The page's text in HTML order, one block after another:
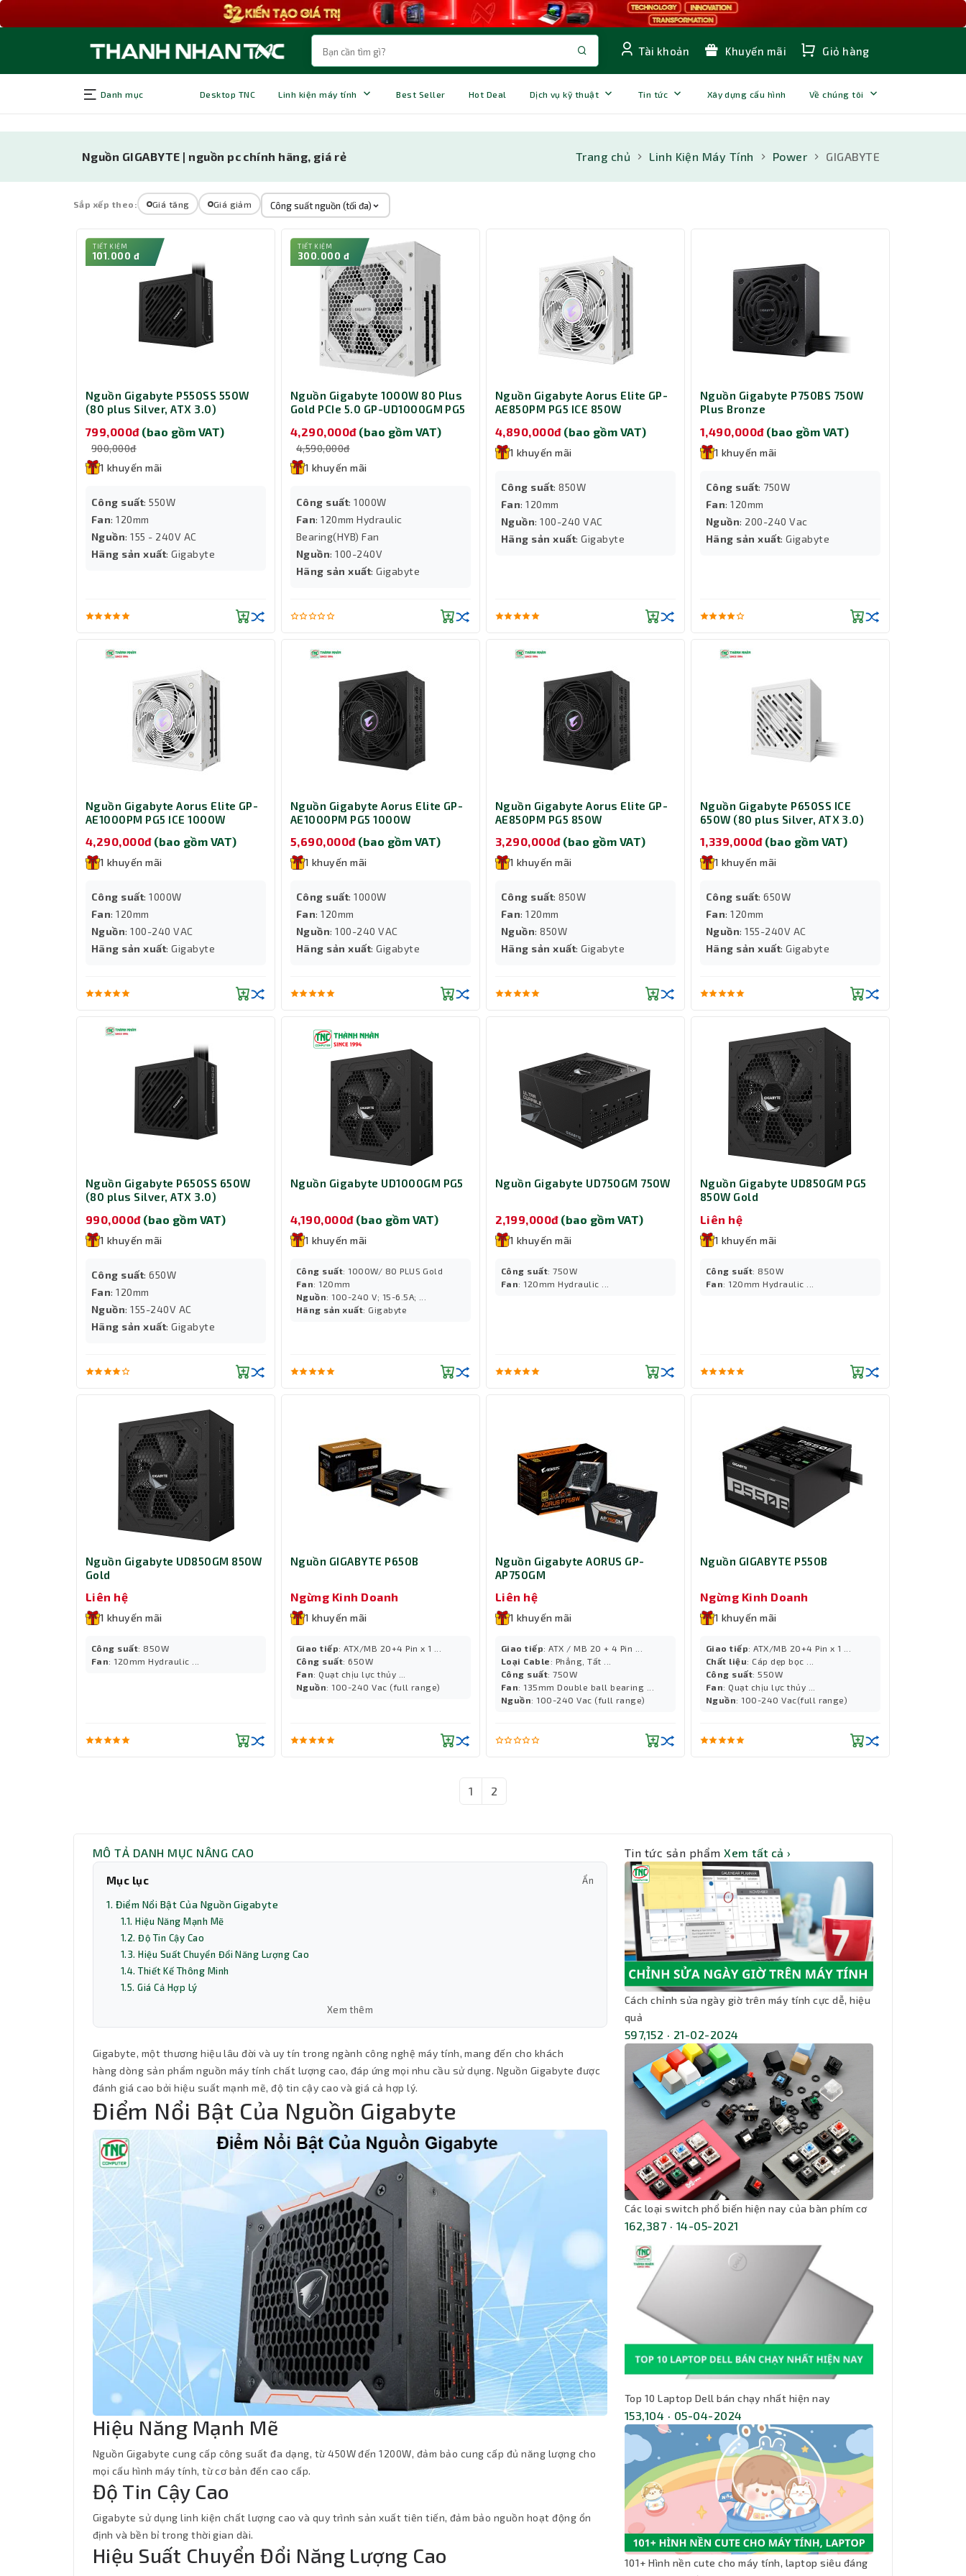
Tài khoản Khuyến mãi Giỏ hàng
Danh mục Desktop TNC Linh kiện máy tính Best Seller Hot Deal Dịch vụ kỹ thuật Tin tức Xây dựng cấu hình Về chúng tôi
Nguồn GIGABYTE | nguồn pc chính hãng, giá rẻ Trang chủ Linh Kiện Máy Tính Power GIGABYTE
Sắp xếp theo: Giá tăng Giá giảm Công suất nguồn (tối đa)
TIẾT KIỆM
101.000 đ
Nguồn Gigabyte P550SS 550W
(80 plus Silver, ATX 3.0)
799,000đ (bao gồm VAT)
900,000đ
1 khuyến mãi
Công suất: 550W
Fan: 120mm
Nguồn: 155 - 240V AC
Hãng sản xuất: Gigabyte
TIẾT KIỆM
300.000 đ
Nguồn Gigabyte 1000W 80 Plus
Gold PCIe 5.0 GP-UD1000GM PG5
4,290,000đ (bao gồm VAT)
4,590,000đ
1 khuyến mãi
Công suất: 1000W
Fan: 120mm Hydraulic
Bearing(HYB) Fan
Nguồn: 100-240V
Hãng sản xuất: Gigabyte
Nguồn Gigabyte Aorus Elite GP-
AE850PM PG5 ICE 850W
4,890,000đ (bao gồm VAT)
1 khuyến mãi
Công suất: 850W
Fan: 120mm
Nguồn: 100-240 VAC
Hãng sản xuất: Gigabyte
Nguồn Gigabyte P750BS 750W
Plus Bronze
1,490,000đ (bao gồm VAT)
1 khuyến mãi
Công suất: 750W
Fan: 120mm
Nguồn: 200-240 Vac
Hãng sản xuất: Gigabyte
Nguồn Gigabyte Aorus Elite GP-
AE1000PM PG5 ICE 1000W
4,290,000đ (bao gồm VAT)
1 khuyến mãi
Công suất: 1000W
Fan: 120mm
Nguồn: 100-240 VAC
Hãng sản xuất: Gigabyte
Nguồn Gigabyte Aorus Elite GP-
AE1000PM PG5 1000W
5,690,000đ (bao gồm VAT)
1 khuyến mãi
Công suất: 1000W
Fan: 120mm
Nguồn: 100-240 VAC
Hãng sản xuất: Gigabyte
Nguồn Gigabyte Aorus Elite GP-
AE850PM PG5 850W
3,290,000đ (bao gồm VAT)
1 khuyến mãi
Công suất: 850W
Fan: 120mm
Nguồn: 850W
Hãng sản xuất: Gigabyte
Nguồn Gigabyte P650SS ICE
650W (80 plus Silver, ATX 3.0)
1,339,000đ (bao gồm VAT)
1 khuyến mãi
Công suất: 650W
Fan: 120mm
Nguồn: 155-240V AC
Hãng sản xuất: Gigabyte
Nguồn Gigabyte P650SS 650W
(80 plus Silver, ATX 3.0)
990,000đ (bao gồm VAT)
1 khuyến mãi
Công suất: 650W
Fan: 120mm
Nguồn: 155-240V AC
Hãng sản xuất: Gigabyte
Nguồn Gigabyte UD1000GM PG5
4,190,000đ (bao gồm VAT)
1 khuyến mãi
Công suất: 1000W/ 80 PLUS Gold
Fan: 120mm
Nguồn: 100-240 V; 15-6.5A; ...
Hãng sản xuất: Gigabyte
Nguồn Gigabyte UD750GM 750W
2,199,000đ (bao gồm VAT)
1 khuyến mãi
Công suất: 750W
Fan: 120mm Hydraulic ...
Nguồn Gigabyte UD850GM PG5
850W Gold
Liên hệ
1 khuyến mãi
Công suất: 850W
Fan: 120mm Hydraulic ...
Nguồn Gigabyte UD850GM 850W
Gold
Liên hệ
1 khuyến mãi
Công suất: 850W
Fan: 120mm Hydraulic ...
Nguồn GIGABYTE P650B
Ngừng Kinh Doanh
1 khuyến mãi
Giao tiếp: ATX/MB 20+4 Pin x 1 ...
Công suất: 650W
Fan: Quạt chịu lực thủy ...
Nguồn: 100-240 Vac (full range)
Nguồn Gigabyte AORUS GP-
AP750GM
Liên hệ
1 khuyến mãi
Giao tiếp: ATX / MB 20 + 4 Pin ...
Loại Cable : Phẳng, Tất ...
Công suất: 750W
Fan: 135mm Double ball bearing ...
Nguồn: 100-240 Vac (full range)
Nguồn GIGABYTE P550B
Ngừng Kinh Doanh
1 khuyến mãi
Giao tiếp: ATX/MB 20+4 Pin x 1 ...
Chất liệu: Cáp dẹp bọc ...
Công suất: 550W
Fan: Quạt chịu lực thủy ...
Nguồn: 100-240 Vac(full range)
1 2
MÔ TẢ DANH MỤC NÂNG CAO
Mục lục Ẩn
1. Điểm Nổi Bật Của Nguồn Gigabyte
1.1. Hiệu Năng Mạnh Mẽ
1.2. Độ Tin Cậy Cao
1.3. Hiệu Suất Chuyển Đổi Năng Lượng Cao
1.4. Thiết Kế Thông Minh
1.5. Giá Cả Hợp Lý
Xem thêm
Gigabyte, một thương hiệu lâu đời và uy tín trong ngành công nghệ máy tính, mang đến cho khách
hàng dòng sản phẩm nguồn máy tính chất lượng cao, đáp ứng mọi nhu cầu sử dụng. Nguồn Gigabyte được
đánh giá cao bởi hiệu suất mạnh mẽ, độ tin cậy cao và giá cả hợp lý.
Điểm Nổi Bật Của Nguồn Gigabyte
Hiệu Năng Mạnh Mẽ
Nguồn Gigabyte cung cấp công suất đa dạng, từ 450W đến 1200W, đảm bảo cung cấp đủ năng lượng cho
mọi cấu hình máy tính, từ cơ bản đến cao cấp.
Độ Tin Cậy Cao
Gigabyte sử dụng linh kiện chất lượng cao và quy trình sản xuất tiên tiến, đảm bảo nguồn hoạt động ổn
định và bền bỉ trong thời gian dài.
Hiệu Suất Chuyển Đổi Năng Lượng Cao
Tin tức sản phẩm Xem tất cả ›
Cách chỉnh sửa ngày giờ trên máy tính cực dễ, hiệu
quả
597,152 · 21-02-2024
Các loại switch phổ biến hiện nay của bàn phím cơ
162,387 · 14-05-2021
Top 10 Laptop Dell bán chạy nhất hiện nay
153,104 · 05-04-2024
101+ Hình nền cute cho máy tính, laptop siêu đáng